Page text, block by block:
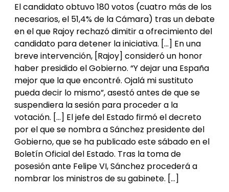
El candidato obtuvo 180 votos (cuatro más de los
necesarios, el 51,4% de la Cámara) tras un debate
en el que Rajoy rechazó dimitir a ofrecimiento del
candidato para detener la iniciativa. […] En una
breve intervención, [Rajoy] consideró un honor
haber presidido el Gobierno. “Y dejar una España
mejor que la que encontré. Ojalá mi sustituto
pueda decir lo mismo”, asestó antes de que se
suspendiera la sesión para proceder a la
votación. […] El jefe del Estado firmó el decreto
por el que se nombra a Sánchez presidente del
Gobierno, que se ha publicado este sábado en el
Boletín Oficial del Estado. Tras la toma de
posesión ante Felipe VI, Sánchez procederá a
nombrar los ministros de su gabinete. […]